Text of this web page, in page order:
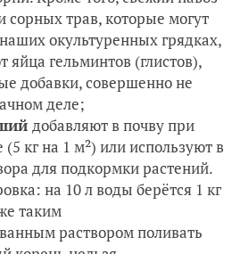
трав, которые могут
окультуренных грядках,
яйца гельминтов (глистов),
добавки, совершенно не
деле;
добавляют в почву при
кг на 1 м²) или используют в
для подкормки растений.
на 10 л воды берётся 1 кг
таким
раствором поливать